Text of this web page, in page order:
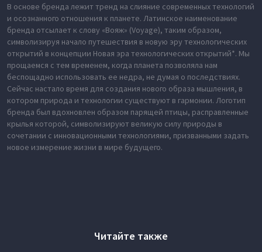
В основе бренда лежит тренд на слияние современных технологий
и осознанного отношения к планете. Латинское наименование
бренда отсылает к слову «Вояж» (Voyage), таким образом,
символизируя начало путешествия в новую эру технологических
открытий в концепции Новая эра технологических открытий*. Мы
прощаемся с тем временем, когда планета позволяла нам
беспощадно использовать ее недра, не думая о последствиях.
Сейчас настало время для создания нового образа мышления, в
котором природа и технологии существуют в гармонии. Логотип
бренда был вдохновлен образом парящей птицы, расправленные
крылья которой, символизируют великую силу природы в
сочетании с инновационными технологиями, призванными задать
новое измерение жизни в мире будущего.
Читайте также